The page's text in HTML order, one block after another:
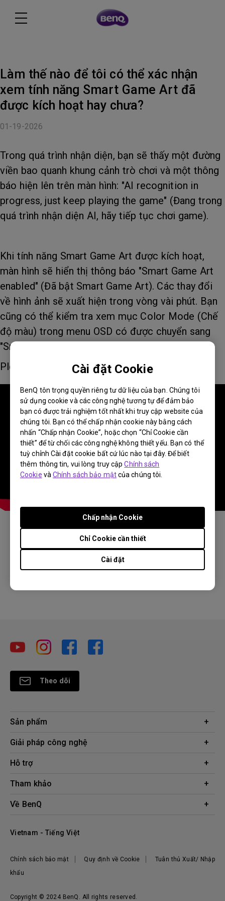
Cài đặt Cookie
BenQ tôn trọng quyền riêng tư dữ liệu của bạn. Chúng tôi
sử dụng cookie và các công nghệ tương tự để đảm bảo
bạn có được trải nghiệm tốt nhất khi truy cập website của
chúng tôi. Bạn có thể chấp nhận cookie này bằng cách
nhấn “Chấp nhận Cookie”, hoặc chọn “Chỉ Cookie cần
thiết” để từ chối các công nghệ không thiết yếu. Bạn có thể
tuỳ chỉnh Cài đặt cookie bất cứ lúc nào tại đây. Để biết
thêm thông tin, vui lòng truy cậpChính sách
Cookie vàChính sách bảo mậtcủa chúng tôi.
Cài đặt
Chỉ Cookie cần thiết
Chấp nhận Cookie
Làm thế nào để tôi có thể xác nhận
xem tính năng Smart Game Art đã
được kích hoạt hay chưa?
01-19-2026
Trong quá trình nhận diện, bạn sẽ thấy một đường
viền bao quanh khung cảnh trò chơi và một thông
báo hiện lên trên màn hình: "AI recognition in
progress, just keep playing the game" (Đang trong
quá trình nhận diện AI, hãy tiếp tục chơi game).
Khi tính năng Smart Game Art được kích hoạt,
màn hình sẽ hiển thị thông báo "Smart Game Art
enabled" (Đã bật Smart Game Art). Các thay đổi
về hình ảnh sẽ xuất hiện trong vòng vài phút. Bạn
cũng có thể kiểm tra xem mục Color Mode (Chế
độ màu) trong menu OSD có được chuyển sang
"Smart Game Art" hay không.
Please refer to the video link:
Thông tin này có hữu ích không?
Có Không
Theo dõi
Sản phẩm
Máy chiếu
Giải pháp công nghệ
Chuyên gia BenQ AQCOLOR
Màn hình bảo vệ mắt
ZOWIE eSports
Hỗ trợ
Tải xuống
Liên hệ
Tham khảo
Công cụ tính khoảng cách chiếu
Địa điểm mua hàng
Về BenQ
Tập đoàn BenQ
Trách nhiệm xã hội
Tin tức
Copyright © 2024 BenQ. All rights reserved.
Chính sách bảo mật Quy định về Cookie
Tuân thủ Xuất/ Nhập
khẩu
Vietnam - Tiếng Việt